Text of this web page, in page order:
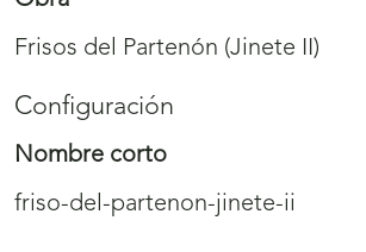
Frisos del Partenón (Jinete II)
Configuración
Nombre corto
friso-del-partenon-jinete-ii